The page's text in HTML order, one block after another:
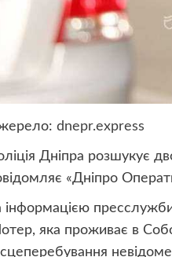
dnepr.express
Дніпра розшукує
«Дніпро
інформацією пресслужби
яка проживає в